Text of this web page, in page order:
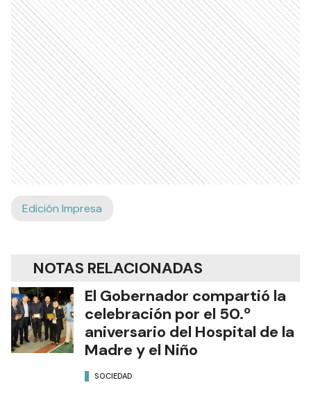
Edición Impresa
NOTAS RELACIONADAS
El Gobernador compartió la
celebración por el 50.º
aniversario del Hospital de la
Madre y el Niño
SOCIEDAD